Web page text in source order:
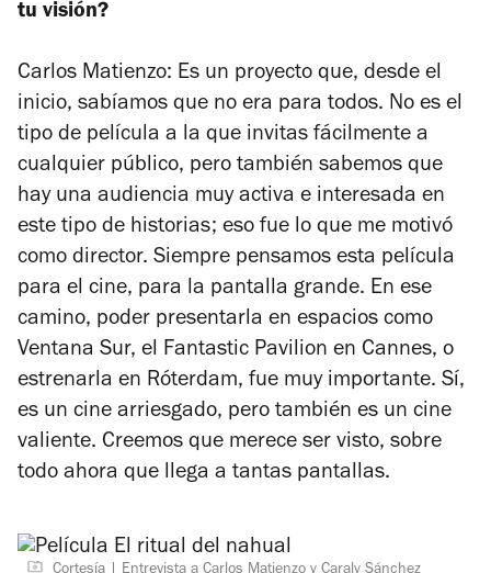
tu visión?
Carlos Matienzo: Es un proyecto que, desde el
inicio, sabíamos que no era para todos. No es el
tipo de película a la que invitas fácilmente a
cualquier público, pero también sabemos que
hay una audiencia muy activa e interesada en
este tipo de historias; eso fue lo que me motivó
como director. Siempre pensamos esta película
para el cine, para la pantalla grande. En ese
camino, poder presentarla en espacios como
Ventana Sur, el Fantastic Pavilion en Cannes, o
estrenarla en Róterdam, fue muy importante. Sí,
es un cine arriesgado, pero también es un cine
valiente. Creemos que merece ser visto, sobre
todo ahora que llega a tantas pantallas.